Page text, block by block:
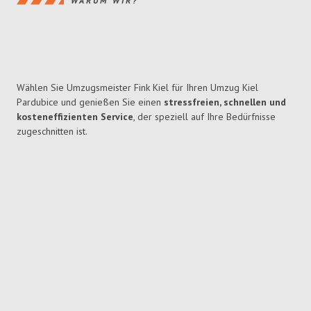
Wählen Sie Umzugsmeister Fink Kiel für Ihren Umzug Kiel
Pardubice und genießen Sie einen stressfreien, schnellen und
kosteneffizienten Service, der speziell auf Ihre Bedürfnisse
zugeschnitten ist.